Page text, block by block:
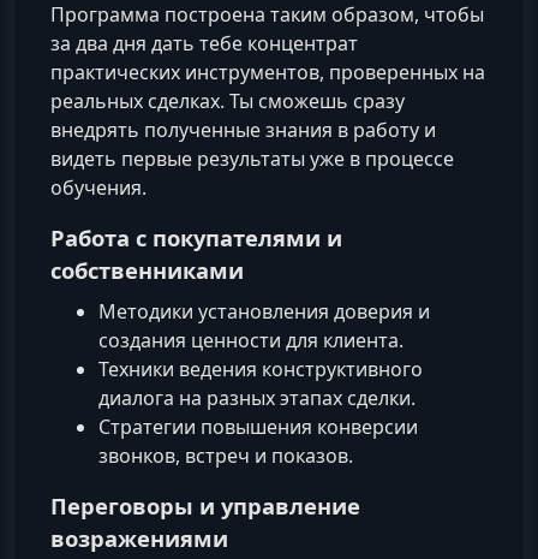
Программа построена таким образом, чтобы
за два дня дать тебе концентрат
практических инструментов, проверенных на
реальных сделках. Ты сможешь сразу
внедрять полученные знания в работу и
видеть первые результаты уже в процессе
обучения.
Работа с покупателями и
собственниками
Методики установления доверия и
создания ценности для клиента.
Техники ведения конструктивного
диалога на разных этапах сделки.
Стратегии повышения конверсии
звонков, встреч и показов.
Переговоры и управление
возражениями